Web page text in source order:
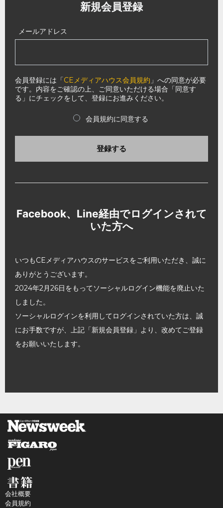
新規会員登録
メールアドレス
会員登録には「CEメディアハウス会員規約 」への同意が必要
です。内容をご確認の上、ご同意いただける場合「同意す
る」にチェックをして、登録にお進みください。
会員規約に同意する
登録する
Facebook、Line経由でログインされて
いた方へ
いつもCEメディアハウスのサービスをご利用いただき、誠に
ありがとうございます。
2024年2月26日をもってソーシャルログイン機能を廃止いた
しました。
ソーシャルログインを利用してログインされていた方は、誠
にお手数ですが、上記「新規会員登録」より、改めてご登録
をお願いいたします。
会社概要
会員規約